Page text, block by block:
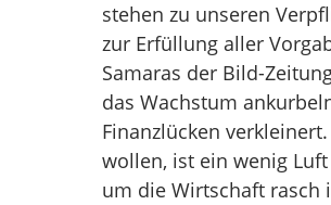
stehen zu unseren
zur Erfüllung aller
Samaras der Bild-
das Wachstum
Finanzlücken
wollen, ist ein wenig Luft
um die Wirtschaft rasch